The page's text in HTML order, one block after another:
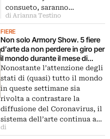
consueto, saranno…
di Arianna Testino
FIERE
Non solo Armory Show. 5 fiere
d’arte da non perdere in giro per
il mondo durante il mese di
marzo
Nonostante l’attenzione degli
stati di (quasi) tutto il mondo
in queste settimane sia
rivolta a contrastare la
diffusione del Coronavirus, il
sistema dell’arte continua a…
di